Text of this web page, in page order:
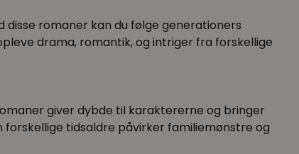
romaner kan du følge generationers
drama, romantik, og intriger fra forskellige
giver dybde til karaktererne og bringer
tidsaldre påvirker familiemønstre og